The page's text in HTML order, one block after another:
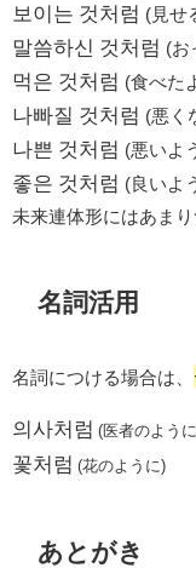
보이는 것처럼 (見せ
말씀하신 것처럼 (お
먹은 것처럼 (食べた
나빠질 것처럼 (悪く
나쁜 것처럼 (悪いよ
좋은 것처럼 (良いよ
未来連体形にはあま
名詞活用
名詞につける場合は、
의사처럼 (医者のよう
꽃처럼 (花のように)
あとがき